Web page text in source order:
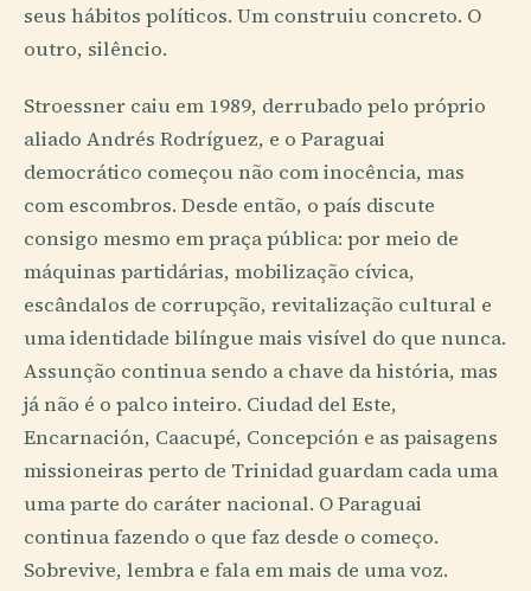
seus hábitos políticos. Um construiu concreto. O
outro, silêncio.
Stroessner caiu em 1989, derrubado pelo próprio
aliado Andrés Rodríguez, e o Paraguai
democrático começou não com inocência, mas
com escombros. Desde então, o país discute
consigo mesmo em praça pública: por meio de
máquinas partidárias, mobilização cívica,
escândalos de corrupção, revitalização cultural e
uma identidade bilíngue mais visível do que nunca.
Assunção continua sendo a chave da história, mas
já não é o palco inteiro. Ciudad del Este,
Encarnación, Caacupé, Concepción e as paisagens
missioneiras perto de Trinidad guardam cada uma
uma parte do caráter nacional. O Paraguai
continua fazendo o que faz desde o começo.
Sobrevive, lembra e fala em mais de uma voz.